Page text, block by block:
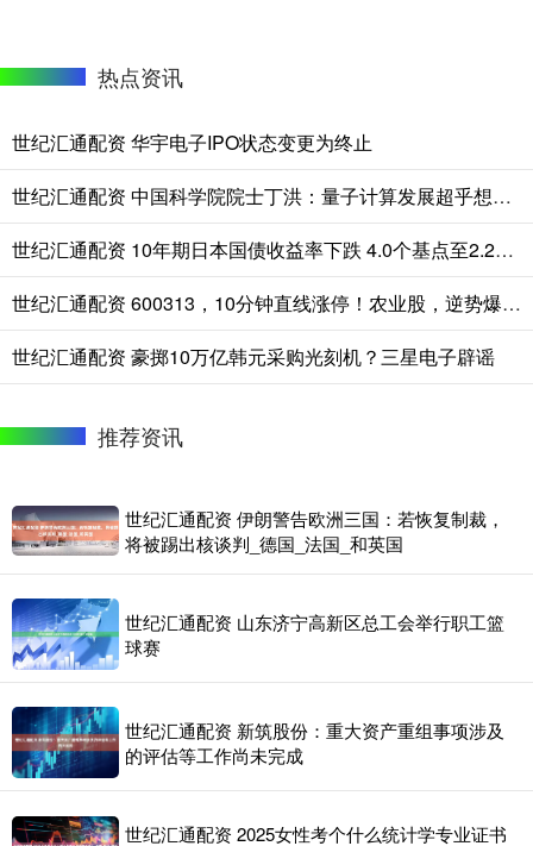
热点资讯
世纪汇通配资 华宇电子IPO状态变更为终止
世纪汇通配资 中国科学院院士丁洪：量子计算发展超乎想象 2050年可控核聚变有望实现
世纪汇通配资 10年期日本国债收益率下跌 4.0个基点至2.225%
世纪汇通配资 600313，10分钟直线涨停！农业股，逆势爆发！
世纪汇通配资 豪掷10万亿韩元采购光刻机？三星电子辟谣
推荐资讯
世纪汇通配资 伊朗警告欧洲三国：若恢复制裁，
将被踢出核谈判_德国_法国_和英国
世纪汇通配资 山东济宁高新区总工会举行职工篮
球赛
世纪汇通配资 新筑股份：重大资产重组事项涉及
的评估等工作尚未完成
世纪汇通配资 2025女性考个什么统计学专业证书